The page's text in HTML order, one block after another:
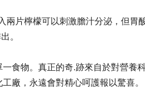
片檸檬可以刺激膽汁分泌，但胃
。
食物。真正的奇.跡來自於對營養
廠，永遠會對精心呵護報以驚喜。